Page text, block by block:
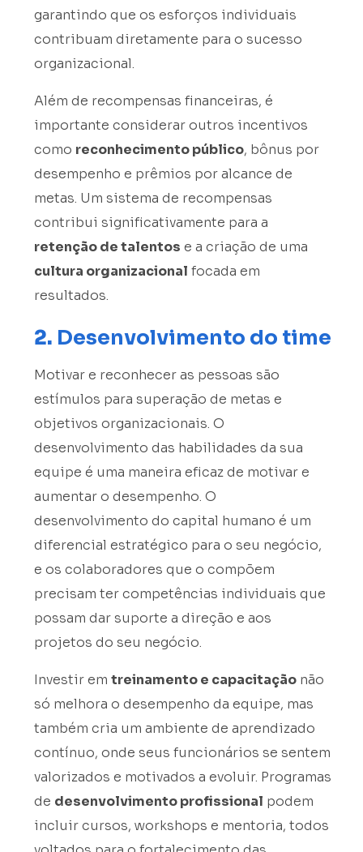
garantindo que os esforços individuais
contribuam diretamente para o sucesso
organizacional.
Além de recompensas financeiras, é
importante considerar outros incentivos
como reconhecimento público, bônus por
desempenho e prêmios por alcance de
metas. Um sistema de recompensas
contribui significativamente para a
retenção de talentos e a criação de uma
cultura organizacional focada em
resultados.
2. Desenvolvimento do time
Motivar e reconhecer as pessoas são
estímulos para superação de metas e
objetivos organizacionais. O
desenvolvimento das habilidades da sua
equipe é uma maneira eficaz de motivar e
aumentar o desempenho. O
desenvolvimento do capital humano é um
diferencial estratégico para o seu negócio,
e os colaboradores que o compõem
precisam ter competências individuais que
possam dar suporte a direção e aos
projetos do seu negócio.
Investir emtreinamento e capacitação não
só melhora o desempenho da equipe, mas
também cria um ambiente de aprendizado
contínuo, onde seus funcionários se sentem
valorizados e motivados a evoluir. Programas
de desenvolvimento profissional podem
incluir cursos, workshops e mentoria, todos